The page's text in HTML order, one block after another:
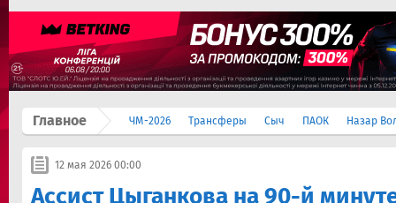
Главное ЧМ-2026 Трансферы Сыч ПАОК Назар
12 мая 2026 00:00
Ассист Цыганкова на 90-й